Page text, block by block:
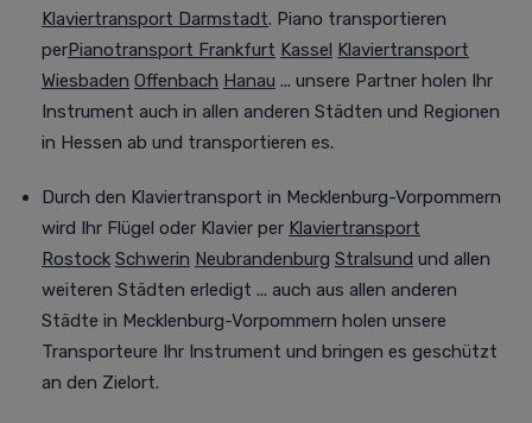
Klaviertransport Darmstadt. Piano transportieren
perPianotransport Frankfurt Kassel Klaviertransport
Wiesbaden Offenbach Hanau ... unsere Partner holen Ihr
Instrument auch in allen anderen Städten und Regionen
in Hessen ab und transportieren es.
Durch den Klaviertransport in Mecklenburg-Vorpommern
wird Ihr Flügel oder Klavier per Klaviertransport
Rostock Schwerin Neubrandenburg Stralsund und allen
weiteren Städten erledigt ... auch aus allen anderen
Städte in Mecklenburg-Vorpommern holen unsere
Transporteure Ihr Instrument und bringen es geschützt
an den Zielort.